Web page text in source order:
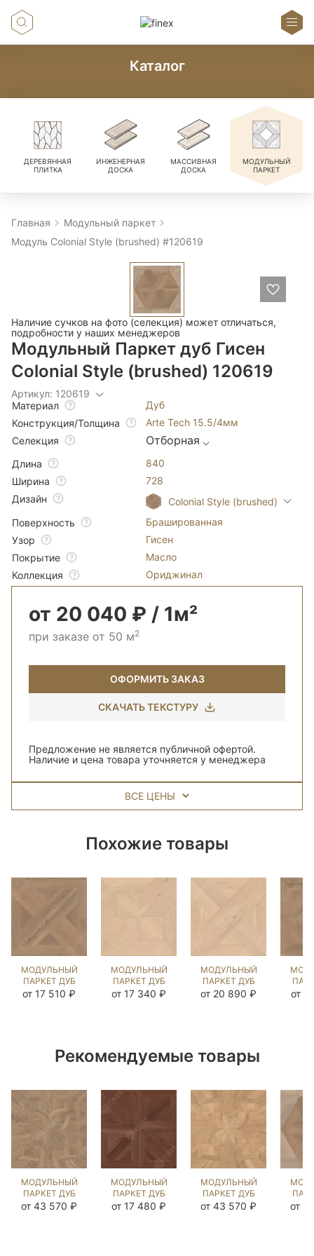
Каталог
ДЕРЕВЯННАЯ
ПЛИТКА
ИНЖЕНЕРНАЯ
ДОСКА
МАССИВНАЯ
ДОСКА
МОДУЛЬНЫЙ
ПАРКЕТ
Главная
Модульный паркет
Модуль Colonial Style (brushed) #120619
Наличие сучков на фото (селекция) может отличаться,
подробности у наших менеджеров
Модульный Паркет дуб Гисен
Colonial Style (brushed) 120619
Артикул: 120619
Материал
Дуб
Конструкция/Толщина
Arte Tech 15.5/4мм
Селекция
Отборная
Длина
840
Ширина
728
Дизайн
Colonial Style (brushed)
Поверхность
Брашированная
Узор
Гисен
Покрытие
Масло
Коллекция
Ориджинал
от 20 040 ₽ / 1м²
при заказе от 50 м2
ОФОРМИТЬ ЗАКАЗ
СКАЧАТЬ ТЕКСТУРУ
Предложение не является публичной офертой.
Наличие и цена товара уточняется у менеджера
ВСЕ ЦЕНЫ
Похожие товары
МОДУЛЬНЫЙ
ПАРКЕТ ДУБ
КЛИССОН
от 17 510 ₽
МОДУЛЬНЫЙ
ПАРКЕТ ДУБ
ФРОНЗОЛА
от 17 340 ₽
МОДУЛЬНЫЙ
ПАРКЕТ ДУБ
МОРТОН
от 20 890 ₽ от
Рекомендуемые товары
МОДУЛЬНЫЙ
ПАРКЕТ ДУБ
ЛАВАРДИН
от 43 570 ₽
МОДУЛЬНЫЙ
ПАРКЕТ ДУБ
КРАУЗЕТТ
от 17 480 ₽
МОДУЛЬНЫЙ
ПАРКЕТ ДУБ
ЛАВАРДИН
от 43 570 ₽ от